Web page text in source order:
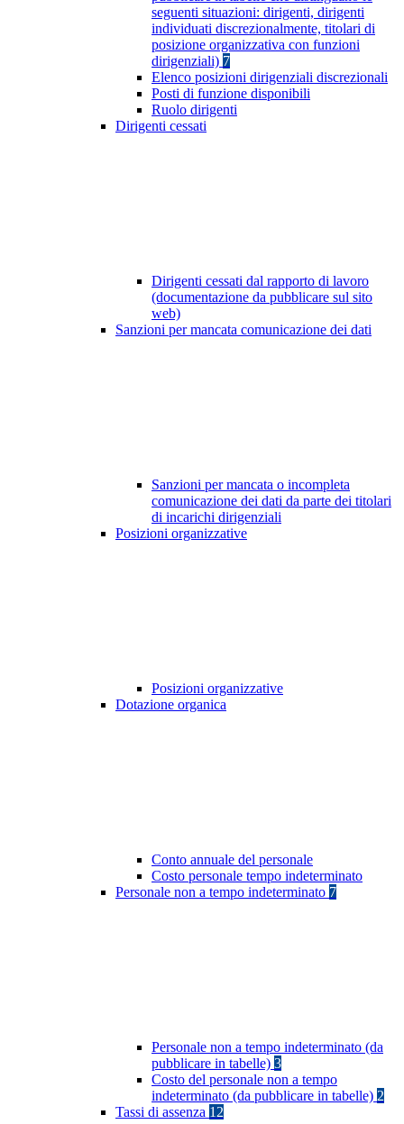
seguenti situazioni: dirigenti, dirigenti
individuati discrezionalmente, titolari di
posizione organizzativa con funzioni
dirigenziali) 7
Elenco posizioni dirigenziali discrezionali
Posti di funzione disponibili
Ruolo dirigenti
Dirigenti cessati
Dirigenti cessati dal rapporto di lavoro
(documentazione da pubblicare sul sito
web)
Sanzioni per mancata comunicazione dei dati
Sanzioni per mancata o incompleta
comunicazione dei dati da parte dei titolari
di incarichi dirigenziali
Posizioni organizzative
Posizioni organizzative
Dotazione organica
Conto annuale del personale
Costo personale tempo indeterminato
Personale non a tempo indeterminato 7
Personale non a tempo indeterminato (da
pubblicare in tabelle) 3
Costo del personale non a tempo
indeterminato (da pubblicare in tabelle) 2
Tassi di assenza 12